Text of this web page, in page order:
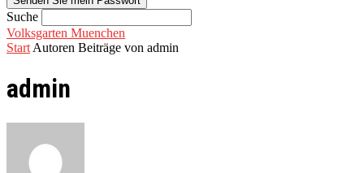
Suche
Volksgarten Muenchen
Start Autoren Beiträge von admin
admin